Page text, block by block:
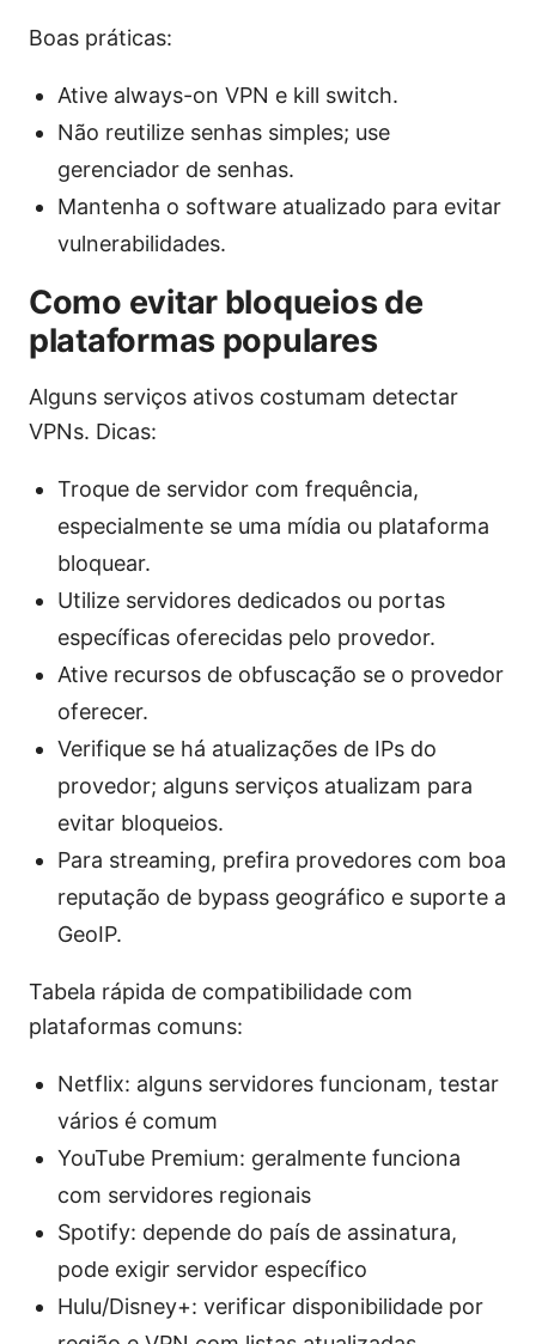
Boas práticas:
Ative always-on VPN e kill switch.
Não reutilize senhas simples; use
gerenciador de senhas.
Mantenha o software atualizado para evitar
vulnerabilidades.
Como evitar bloqueios de
plataformas populares
Alguns serviços ativos costumam detectar
VPNs. Dicas:
Troque de servidor com frequência,
especialmente se uma mídia ou plataforma
bloquear.
Utilize servidores dedicados ou portas
específicas oferecidas pelo provedor.
Ative recursos de obfuscação se o provedor
oferecer.
Verifique se há atualizações de IPs do
provedor; alguns serviços atualizam para
evitar bloqueios.
Para streaming, prefira provedores com boa
reputação de bypass geográfico e suporte a
GeoIP.
Tabela rápida de compatibilidade com
plataformas comuns:
Netflix: alguns servidores funcionam, testar
vários é comum
YouTube Premium: geralmente funciona
com servidores regionais
Spotify: depende do país de assinatura,
pode exigir servidor específico
Hulu/Disney+: verificar disponibilidade por